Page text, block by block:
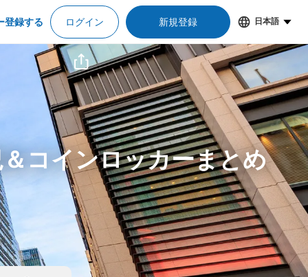
登録する ログイン 新規登録 日本語
コインロッカーまとめ